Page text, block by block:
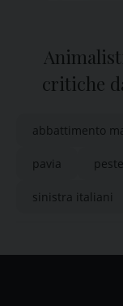
critiche
abbattimento
pavia
sinistra italiani